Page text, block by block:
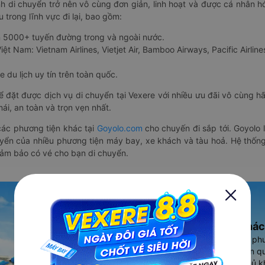
di chuyển trở nên vô cùng đơn giản, linh hoạt và được cá nhân
trong lĩnh vực đi lại, bao gồm:
tuyến đường trong và ngoài nước.
Nam: Vietnam Airlines, Vietjet Air, Bamboo Airways, Pacific
du lịch uy tín trên toàn quốc.
được dịch vụ di chuyển tại Vexere với nhiều ưu đãi vô cùng
an toàn và trọn vẹn nhất.
phương tiện khác tại Goyolo.com cho chuyến đi sắp tới.
của nhiều phương tiện máy bay, xe khách và tàu hoả. Hệ
bảo có vé cho bạn di chuyển.
Ứng dụng đặt vé Xe
Vexere - ứng dụng đặt vé đa
cao, 5000+ tuyến đường toàn
vụ thuê xe máy, xe du lịch phủ